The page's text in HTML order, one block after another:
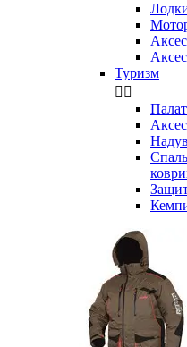
Туризм
 